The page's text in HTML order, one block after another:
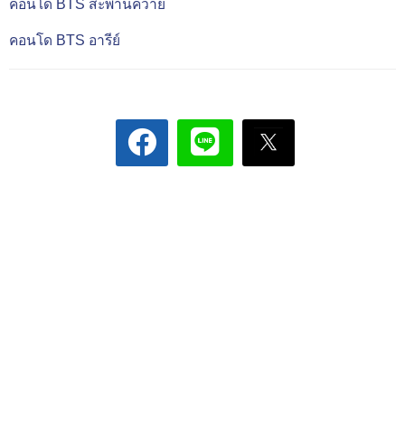
คอนโด BTS สะพานควาย
คอนโด BTS อารีย์